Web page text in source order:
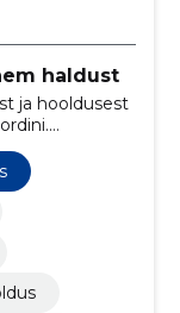
haldust
ja hooldusest
ja